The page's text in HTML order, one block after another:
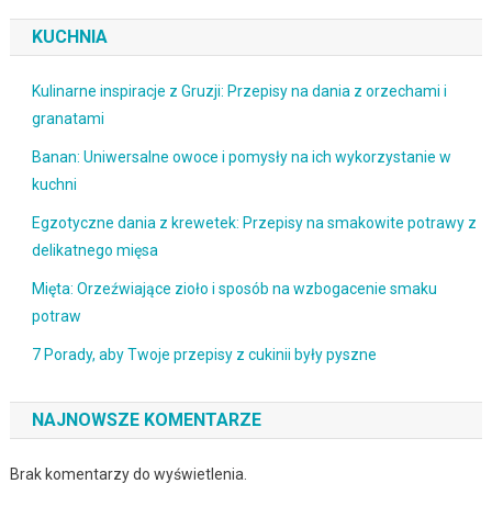
KUCHNIA
Kulinarne inspiracje z Gruzji: Przepisy na dania z orzechami i
granatami
Banan: Uniwersalne owoce i pomysły na ich wykorzystanie w
kuchni
Egzotyczne dania z krewetek: Przepisy na smakowite potrawy z
delikatnego mięsa
Mięta: Orzeźwiające zioło i sposób na wzbogacenie smaku
potraw
7 Porady, aby Twoje przepisy z cukinii były pyszne
NAJNOWSZE KOMENTARZE
Brak komentarzy do wyświetlenia.